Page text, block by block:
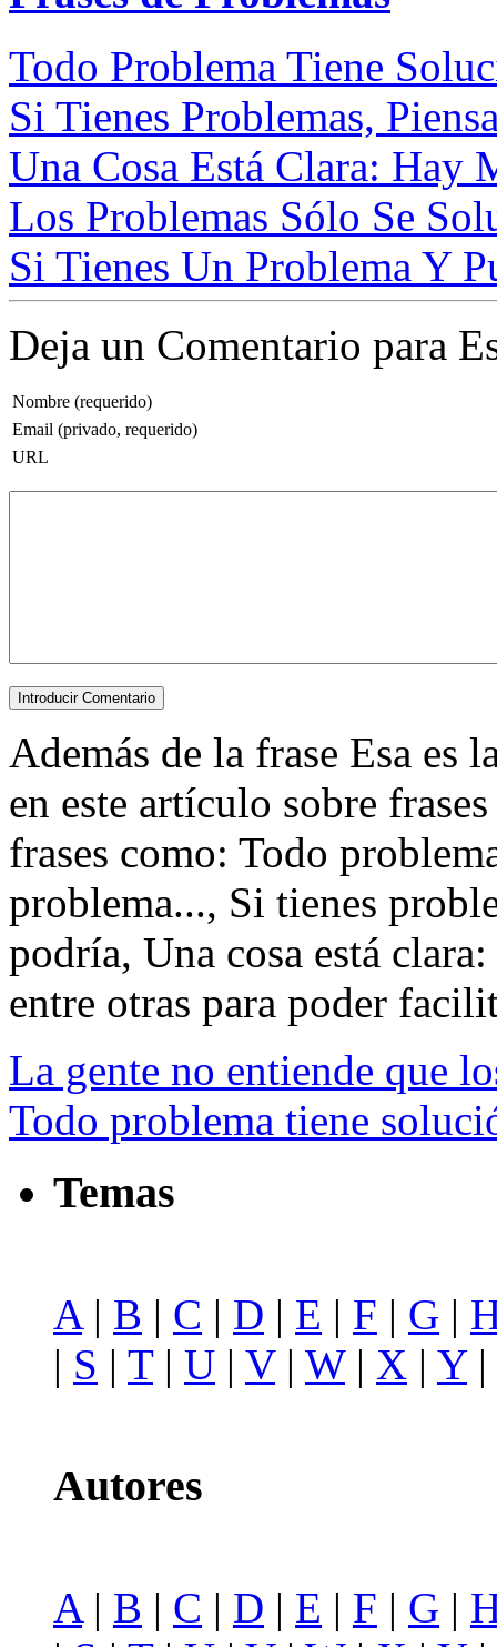
Todo Problema Tiene
Si Tienes Problemas,
Una Cosa Está Clara: Hay
Los Problemas Sólo Se
Si Tienes Un Problema Y
Deja un Comentario para
Nombre (requerido)
Email (privado, requerido)
URL
Además de la frase Esa es
en este artículo sobre
frases como: Todo
problema..., Si tienes
podría, Una cosa está
entre otras para poder
La gente no entiende que
Todo problema tiene
Temas
A | B | C | D | E | F | G |
| S | T| U | V| W| X | Y|
Autores
A| B | C | D | E | F | G |